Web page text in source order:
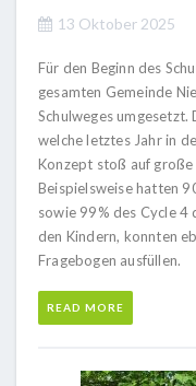
13 Oktober 2025
Für den Beginn des
gesamten Gemeinde
Schulweges
welche letztes Jahr in
Konzept stoß auf große
Beispielsweise hatten
sowie 99% des Cycle 4
den Kindern, konnten
Fragebogen ausfüllen.
READ MORE